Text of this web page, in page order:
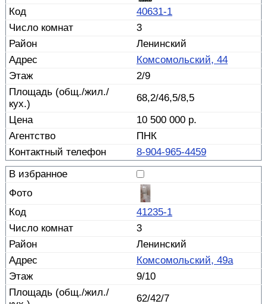
40631-1
3
Ленинский
Комсомольский, 44
2/9
68,2/46,5/8,5
10 500 000 р.
ПНК
8-904-965-4459
41235-1
3
Ленинский
Комсомольский, 49а
9/10
62/42/7